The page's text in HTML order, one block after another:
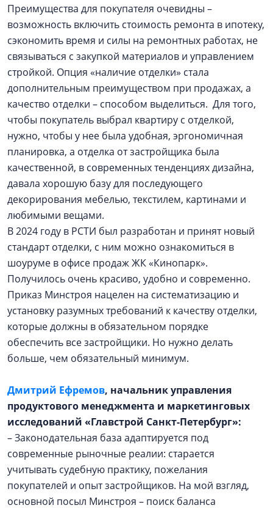
Преимущества для покупателя очевидны –
возможность включить стоимость ремонта в ипотеку,
сэкономить время и силы на ремонтных работах, не
связываться с закупкой материалов и управлением
стройкой. Опция «наличие отделки» стала
дополнительным преимуществом при продажах, а
качество отделки – способом выделиться. Для того,
чтобы покупатель выбрал квартиру с отделкой,
нужно, чтобы у нее была удобная, эргономичная
планировка, а отделка от застройщика была
качественной, в современных тенденциях дизайна,
давала хорошую базу для последующего
декорирования мебелью, текстилем, картинами и
любимыми вещами.
В 2024 году в РСТИ был разработан и принят новый
стандарт отделки, с ним можно ознакомиться в
шоуруме в офисе продаж ЖК «Кинопарк».
Получилось очень красиво, удобно и современно.
Приказ Минстроя нацелен на систематизацию и
установку разумных требований к качеству отделки,
которые должны в обязательном порядке
обеспечить все застройщики. Но нужно делать
больше, чем обязательный минимум.
Дмитрий Ефремов, начальник управления
продуктового менеджмента и маркетинговых
исследований «Главстрой Санкт-Петербург»:
– Законодательная база адаптируется под
современные рыночные реалии: старается
учитывать судебную практику, пожелания
покупателей и опыт застройщиков. На мой взгляд,
основной посыл Минстроя – поиск баланса